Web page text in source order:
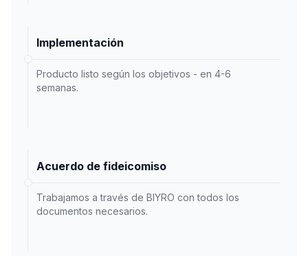
Implementación
Producto listo según los objetivos - en 4-6
semanas.
Acuerdo de fideicomiso
Trabajamos a través de BIYRO con todos los
documentos necesarios.